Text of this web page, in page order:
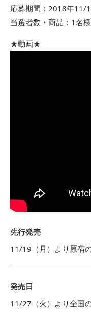
応募期間：2018年11/
当選者数・商品：1名
★動画★
先行発売
11/19（月）より原宿
発売日
11/27（火）より全国